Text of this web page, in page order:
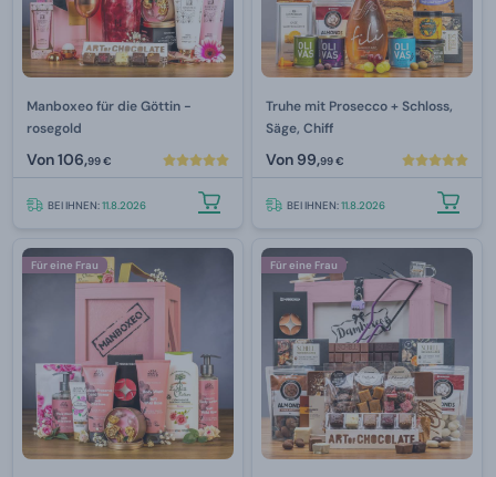
Manboxeo für die Göttin -
rosegold
Von106,99 €
BEI IHNEN:11.8.2026
Truhe mit Prosecco + Schloss,
Säge, Chiff
Von 99,99 €
BEI IHNEN:11.8.2026
Für eine Frau Für eine Frau